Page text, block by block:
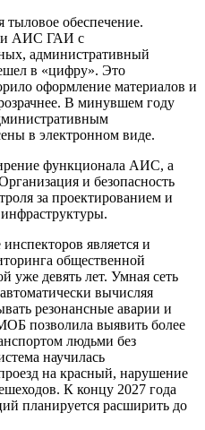
тыловое обеспечение.
АИС ГАИ с
административный
в «цифру». Это
оформление материалов и
В минувшем году
в электронном виде.
функционала АИС, а
и безопасность
за проектированием и
является и
общественной
уже девять лет. Умная сеть
вычисляя
резонансные аварии и
позволила выявить более
людьми без
научилась
на красный, нарушение
К концу 2027 года
планируется расширить до